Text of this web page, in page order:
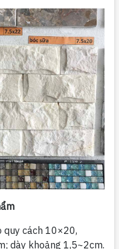
cách 10×20,
dày khoảng 1,5~2cm.